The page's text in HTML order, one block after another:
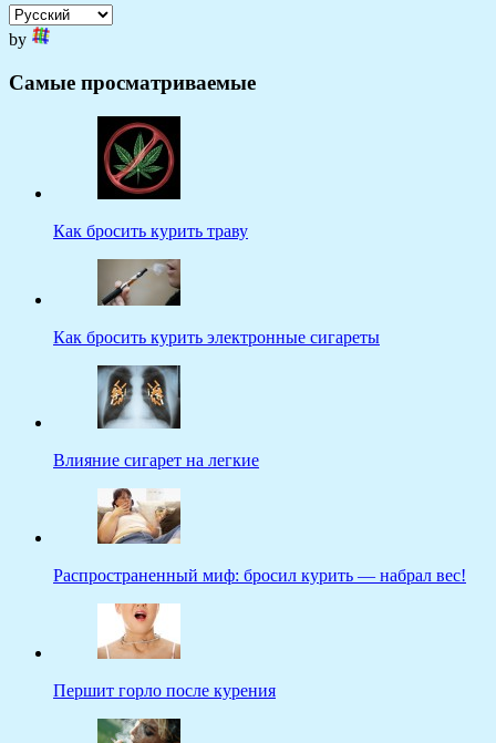
by
Самые просматриваемые
Как бросить курить траву
Как бросить курить электронные сигареты
Влияние сигарет на легкие
Распространенный миф: бросил курить — набрал вес!
Першит горло после курения